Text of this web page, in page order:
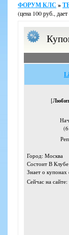
ФОРУМ КЛС »
(цена 100 руб.,
[
Город: Москва
Состоит В
Знает о купонах
Сейчас на сайте: